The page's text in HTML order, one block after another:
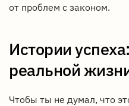
от проблем с законом.
Истории
реальной
Чтобы ты не думал, что